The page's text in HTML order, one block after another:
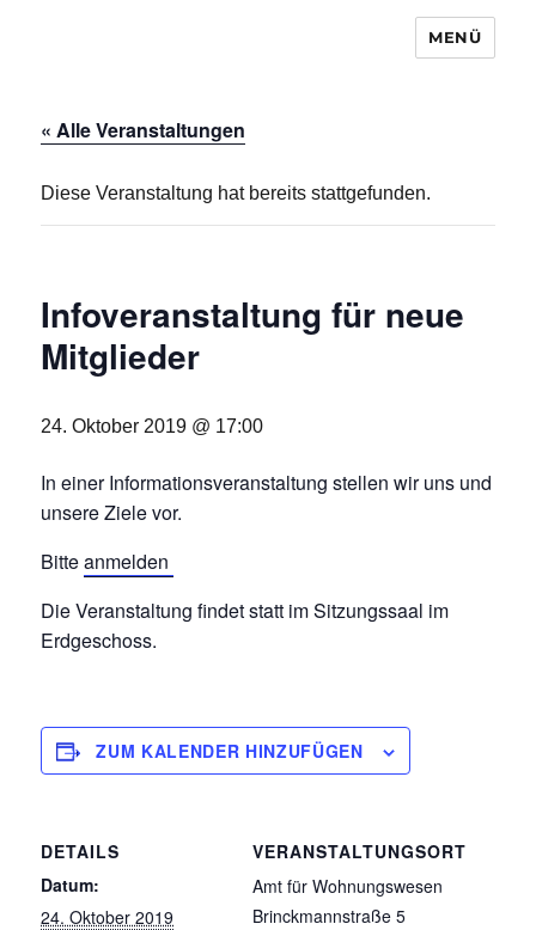
Baugemeinschaft Laubendorf
MENÜ
« Alle Veranstaltungen
Diese Veranstaltung hat bereits stattgefunden.
Infoveranstaltung für neue
Mitglieder
24. Oktober 2019 @ 17:00
In einer Informationsveranstaltung stellen wir uns und
unsere Ziele vor.
Bitteanmelden
Die Veranstaltung findet statt im Sitzungssaal im
Erdgeschoss.
ZUM KALENDER HINZUFÜGEN
DETAILS
Datum:
24. Oktober 2019
VERANSTALTUNGSORT
Amt für Wohnungswesen
Brinckmannstraße 5